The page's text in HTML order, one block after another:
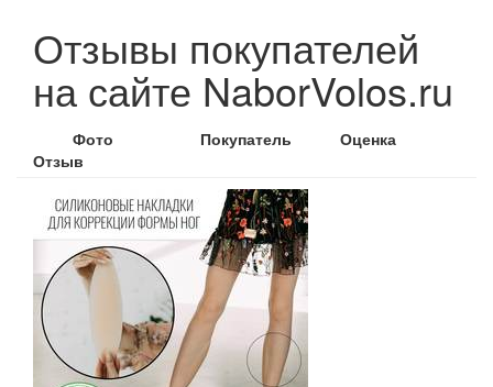
Отзывы покупателей
на сайте NaborVolos.ru
Фото Покупатель
Оценка
Отзыв